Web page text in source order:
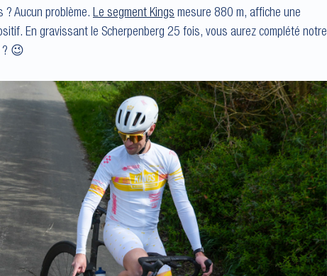
? Aucun problème. Le segment Kings mesure 880 m, affiche une
En gravissant le Scherpenberg 25 fois, vous aurez complété notre
? 😉